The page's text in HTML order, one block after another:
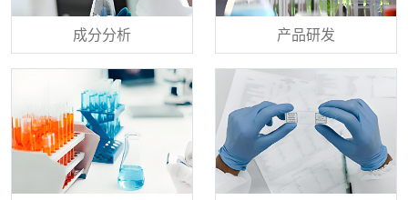
成分分析 产品研发